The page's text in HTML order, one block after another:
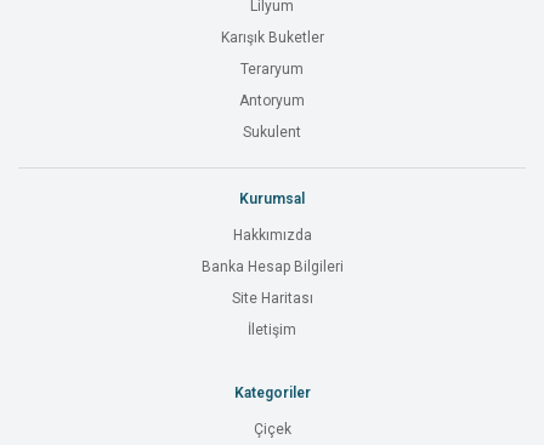
Lilyum
Karışık Buketler
Teraryum
Antoryum
Sukulent
Kurumsal
Hakkımızda
Banka Hesap Bilgileri
Site Haritası
İletişim
Kategoriler
Çiçek